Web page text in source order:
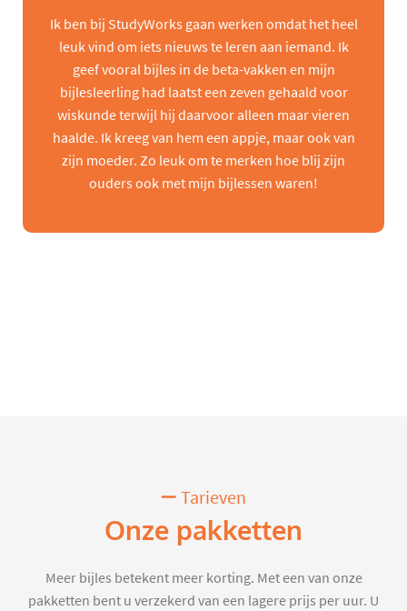
Ik ben bij StudyWorks gaan werken omdat het heel
leuk vind om iets nieuws te leren aan iemand. Ik
geef vooral bijles in de beta-vakken en mijn
bijlesleerling had laatst een zeven gehaald voor
wiskunde terwijl hij daarvoor alleen maar vieren
haalde. Ik kreeg van hem een appje, maar ook van
zijn moeder. Zo leuk om te merken hoe blij zijn
ouders ook met mijn bijlessen waren!
Tarieven
Onze pakketten
Meer bijles betekent meer korting. Met een van onze
pakketten bent u verzekerd van een lagere prijs per uur. U